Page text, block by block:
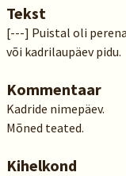
Tekst
[---] Puistal oli
või kadrilaupäev pidu.
Kommentaar
Kadride nimepäev.
Mõned teated.
Kihelkond